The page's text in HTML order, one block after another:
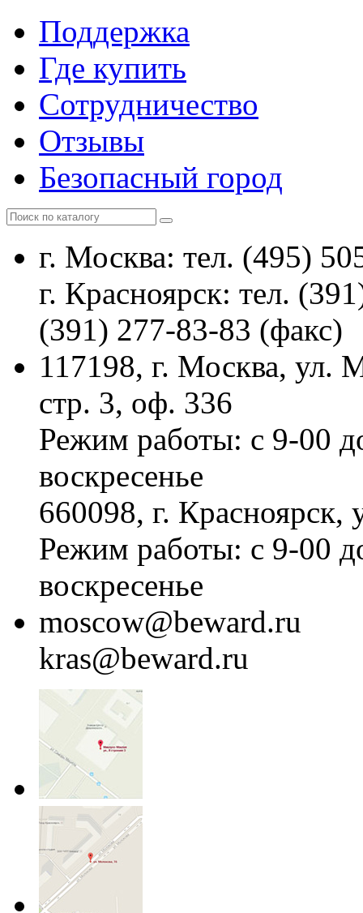
Поддержка
Где купить
Сотрудничество
Отзывы
Безопасный город
г. Москва: тел. (495)
г. Красноярск: тел.
(391) 277-83-83 (факс)
117198, г. Москва, ул.
стр. 3, оф. 336
Режим работы: с 9-00
воскресенье
660098, г.
Режим работы: с 9-00
воскресенье
moscow@beward.ru
kras@beward.ru